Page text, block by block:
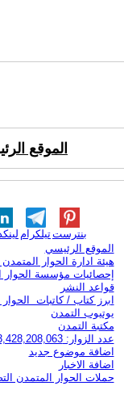
الموقع
تيلكرامبنترست
الموقع الرئيسي
هيئة ادارة الحوار المتمدن
إحصائيات مؤسسة الحوار
قواعد النشر
ابرز كتاب / كاتبات
يوتيوب التمدن
مكتبة التمدن
عدد الزوار: 3,428,208,063
اضافة موضوع جديد
اضافة الاخبار
حملات الحوار المتمدن